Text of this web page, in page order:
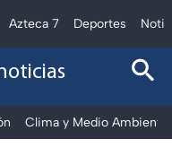
Azteca 7 Deportes
Clima y Medio Ambiente